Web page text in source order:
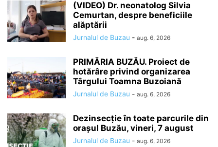
(VIDEO) Dr. neonatolog Silvia
Cemurtan, despre beneficiile
alăptării
Jurnalul de Buzau - aug. 6, 2026
PRIMĂRIA BUZĂU. Proiect de
hotărâre privind organizarea
Târgului Toamna Buzoiană
Jurnalul de Buzau - aug. 6, 2026
Dezinsecție în toate parcurile din
orașul Buzău, vineri, 7 august
Jurnalul de Buzau - aug. 6, 2026